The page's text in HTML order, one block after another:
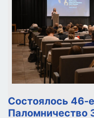
Состоялось 46-
Паломничество